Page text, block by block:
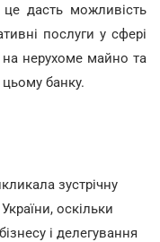
дасть можливість
послуги у сфері
на нерухоме майно та
цьому банку.
зустрічну
оскільки
і делегування